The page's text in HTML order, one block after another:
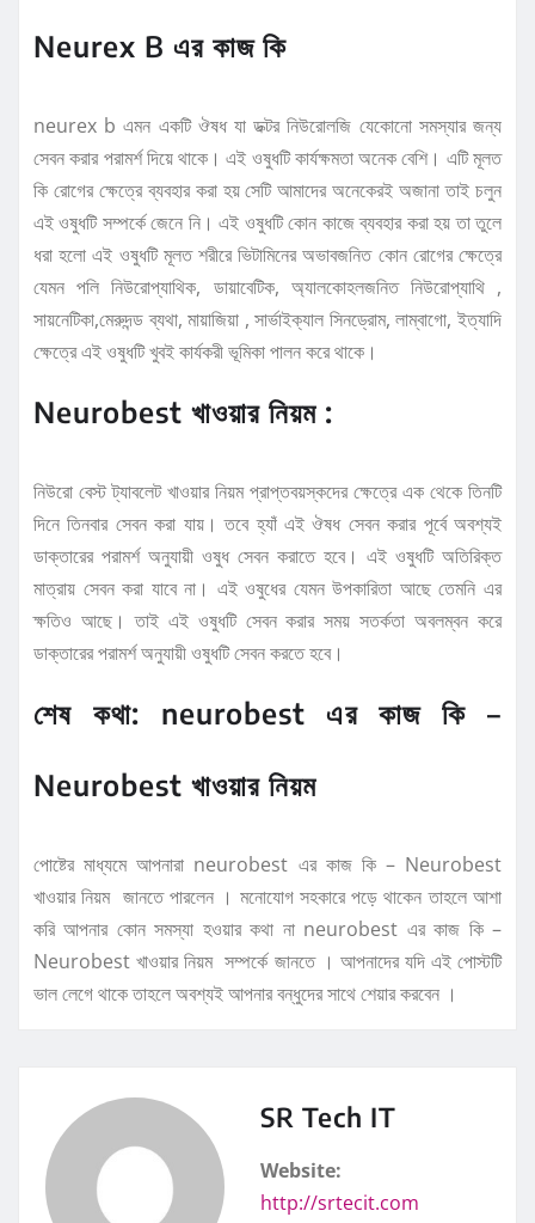
Neurex B এর কাজ কি
neurex b এমন একটি ঔষধ যা ডক্টর নিউরোলজি যেকোনো সমস্যার জন্য
সেবন করার পরামর্শ দিয়ে থাকে। এই ওষুধটি কার্যক্ষমতা অনেক বেশি। এটি মূলত
কি রোগের ক্ষেত্রে ব্যবহার করা হয় সেটি আমাদের অনেকেরই অজানা তাই চলুন
এই ওষুধটি সম্পর্কে জেনে নি। এই ওষুধটি কোন কাজে ব্যবহার করা হয় তা তুলে
ধরা হলো এই ওষুধটি মূলত শরীরে ভিটামিনের অভাবজনিত কোন রোগের ক্ষেত্রে
যেমন পলি নিউরোপ্যাথিক, ডায়াবেটিক, অ্যালকোহলজনিত নিউরোপ্যাথি ,
সায়নেটিকা,মেরুদন্ড ব্যথা, মায়াজিয়া , সার্ভাইক্যাল সিনড্রোম, লাম্বাগো, ইত্যাদি
ক্ষেত্রে এই ওষুধটি খুবই কার্যকরী ভূমিকা পালন করে থাকে।
Neurobest খাওয়ার নিয়ম :
নিউরো বেস্ট ট্যাবলেট খাওয়ার নিয়ম প্রাপ্তবয়স্কদের ক্ষেত্রে এক থেকে তিনটি
দিনে তিনবার সেবন করা যায়। তবে হ্যাঁ এই ঔষধ সেবন করার পূর্বে অবশ্যই
ডাক্তারের পরামর্শ অনুযায়ী ওষুধ সেবন করাতে হবে। এই ওষুধটি অতিরিক্ত
মাত্রায় সেবন করা যাবে না। এই ওষুধের যেমন উপকারিতা আছে তেমনি এর
ক্ষতিও আছে। তাই এই ওষুধটি সেবন করার সময় সতর্কতা অবলম্বন করে
ডাক্তারের পরামর্শ অনুযায়ী ওষুধটি সেবন করতে হবে।
শেষ কথা: neurobest এর কাজ কি –
Neurobest খাওয়ার নিয়ম
পোষ্টের মাধ্যমে আপনারা neurobest এর কাজ কি – Neurobest
খাওয়ার নিয়ম জানতে পারলেন । মনোযোগ সহকারে পড়ে থাকেন তাহলে আশা
করি আপনার কোন সমস্যা হওয়ার কথা না neurobest এর কাজ কি –
Neurobest খাওয়ার নিয়ম সম্পর্কে জানতে । আপনাদের যদি এই পোস্টটি
ভাল লেগে থাকে তাহলে অবশ্যই আপনার বন্ধুদের সাথে শেয়ার করবেন ।
SR Tech IT
Website:
http://srtecit.com